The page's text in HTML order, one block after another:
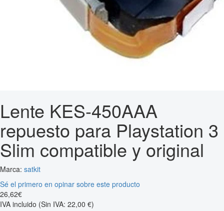
Lente KES-450AAA
repuesto para Playstation 3
Slim compatible y original
Marca: satkit
Sé el primero en opinar sobre este producto
26,62€
IVA incluido (Sin IVA: 22,00 €)